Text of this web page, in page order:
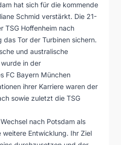
hat sich für die kommende
Schmid verstärkt. Die 21-
TSG Hoffenheim nach
Tor der Turbinen sichern.
und australische
in der
FC Bayern München
ihrer Karriere waren der
sowie zuletzt die TSG
nach Potsdam als
Entwicklung. Ihr Ziel